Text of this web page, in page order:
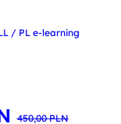
/ PL e-learning
450,00PLN